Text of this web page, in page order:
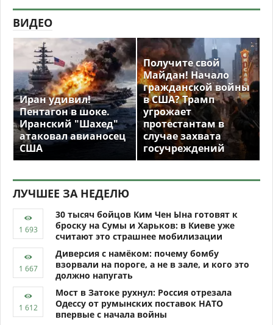
ВИДЕО
Иран удивил!
Пентагон в шоке.
Иранский "Шахед"
атаковал авианосец
США
Получите свой
Майдан! Начало
гражданской войны
в США? Трамп
угрожает
протестантам в
случае захвата
госучреждений
ЛУЧШЕЕ ЗА НЕДЕЛЮ
30 тысяч бойцов Ким Чен Ына готовят к
броску на Сумы и Харьков: в Киеве уже
считают это страшнее мобилизации
Диверсия с намёком: почему бомбу
взорвали на пороге, а не в зале, и кого это
должно напугать
Мост в Затоке рухнул: Россия отрезала
Одессу от румынских поставок НАТО
впервые с начала войны